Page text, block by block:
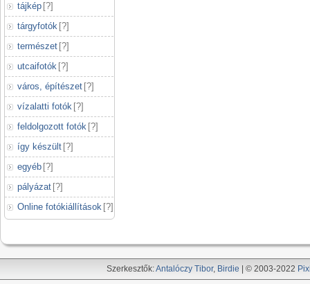
tájkép [?]
tárgyfotók [?]
természet [?]
utcaifotók [?]
város, építészet [?]
vízalatti fotók [?]
feldolgozott fotók [?]
így készült [?]
egyéb [?]
pályázat [?]
Online fotókiállítások [?]
Szerkesztők:Antalóczy Tibor, Birdie | © 2003-2022